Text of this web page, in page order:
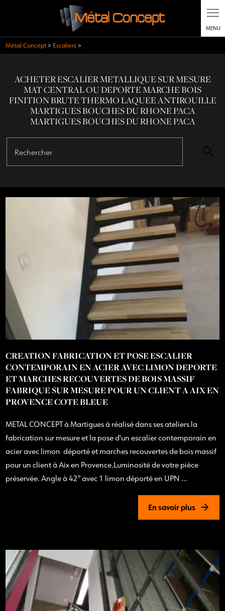
Métal Concept > Escaliers >
ACHETER ESCALIER METALLIQUE SUR MESURE
MAT CENTRAL OU DEPORTE MARCHE BOIS
FINITION BRUTE THERMO LAQUEE ANTIROUILLE
MARTIGUES BOUCHES DU RHONE PACA
MARTIGUES BOUCHES DU RHONE PACA
Rechercher
CREATION FABRICATION ET POSE ESCALIER
CONTEMPORAIN EN ACIER AVEC LIMON DEPORTE
ET MARCHES RECOUVERTES DE BOIS MASSIF
FABRIQUE SUR MESURE POUR UN CLIENT A AIX EN
PROVENCE COTE BLEUE
METAL CONCEPT à Martigues à réalisé dans ses ateliers la
fabrication sur mesure et la pose d'un escalier contemporain en
acier avec limon déporté et marches recouvertes de bois massif
pour un client à Aix en Provence.Luminosité de votre pièce
préservée. Angle à 42° avec 1 limon déporté en UPN ...
En savoir plus